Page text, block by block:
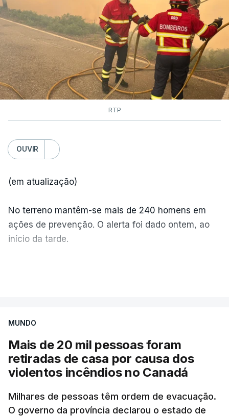
RTP
OUVIR
(em atualização)
No terreno mantêm-se mais de 240 homens em
ações de prevenção. O alerta foi dado ontem, ao
início da tarde.
MUNDO
Mais de 20 mil pessoas foram
retiradas de casa por causa dos
violentos incêndios no Canadá
Milhares de pessoas têm ordem de evacuação.
O governo da província declarou o estado de